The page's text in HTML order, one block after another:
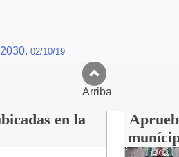
02/10/19
Arriba
en la